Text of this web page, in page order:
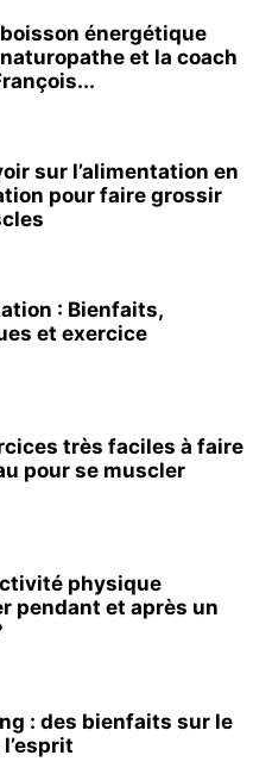
énergétique
et la coach
sur l’alimentation en
pour faire grossir
: Bienfaits,
et exercice
très faciles à faire
pour se muscler
physique
pendant et après un
: des bienfaits sur le